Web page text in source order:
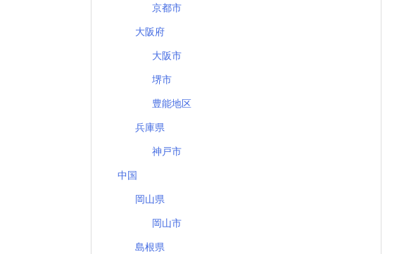
京都市
大阪府
大阪市
堺市
豊能地区
兵庫県
神戸市
中国
岡山県
岡山市
島根県